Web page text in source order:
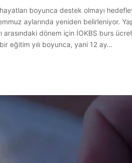
boyunca destek olmayı
aylarında yeniden belirleniyor.
dönem için İOKBS burs
eğitim yılı boyunca, yani 12 ay…